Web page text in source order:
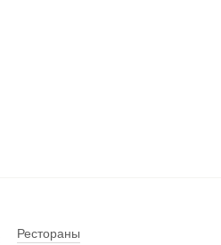
Рестораны